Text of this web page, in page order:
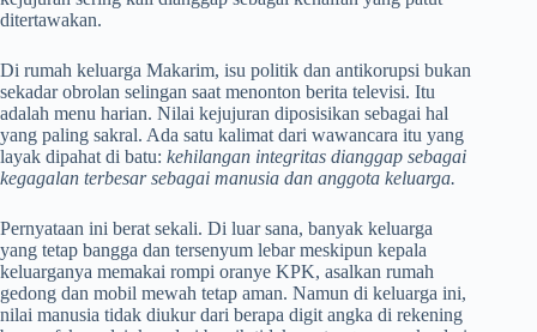
ditertawakan.
Di rumah keluarga Makarim, isu politik dan antikorupsi bukan
sekadar obrolan selingan saat menonton berita televisi. Itu
adalah menu harian. Nilai kejujuran diposisikan sebagai hal
yang paling sakral. Ada satu kalimat dari wawancara itu yang
layak dipahat di batu: kehilangan integritas dianggap sebagai
kegagalan terbesar sebagai manusia dan anggota keluarga.
Pernyataan ini berat sekali. Di luar sana, banyak keluarga
yang tetap bangga dan tersenyum lebar meskipun kepala
keluarganya memakai rompi oranye KPK, asalkan rumah
gedong dan mobil mewah tetap aman. Namun di keluarga ini,
nilai manusia tidak diukur dari berapa digit angka di rekening